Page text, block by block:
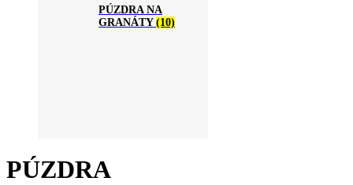
PÚZDRA NA
GRANÁTY (10)
PÚZDRA